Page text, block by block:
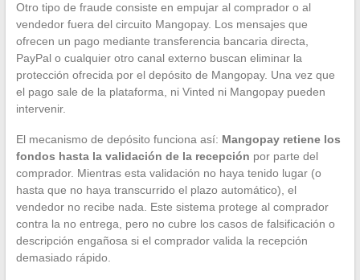
Otro tipo de fraude consiste en empujar al comprador o al
vendedor fuera del circuito Mangopay. Los mensajes que
ofrecen un pago mediante transferencia bancaria directa,
PayPal o cualquier otro canal externo buscan eliminar la
protección ofrecida por el depósito de Mangopay. Una vez que
el pago sale de la plataforma, ni Vinted ni Mangopay pueden
intervenir.
El mecanismo de depósito funciona así: Mangopay retiene los
fondos hasta la validación de la recepción por parte del
comprador. Mientras esta validación no haya tenido lugar (o
hasta que no haya transcurrido el plazo automático), el
vendedor no recibe nada. Este sistema protege al comprador
contra la no entrega, pero no cubre los casos de falsificación o
descripción engañosa si el comprador valida la recepción
demasiado rápido.